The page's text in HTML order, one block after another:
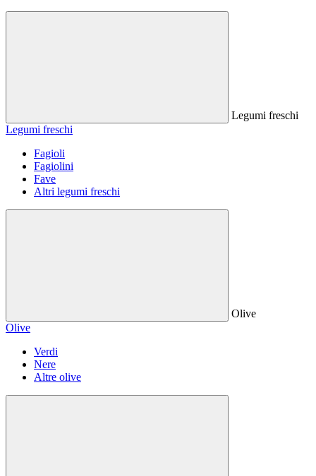
Legumi freschi
Legumi freschi
Fagioli
Fagiolini
Fave
Altri legumi freschi
Olive
Olive
Verdi
Nere
Altre olive